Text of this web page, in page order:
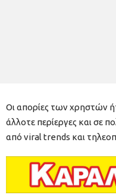
Οι απορίες των χρηστών
άλλοτε περίεργες και σε
από viral trends και